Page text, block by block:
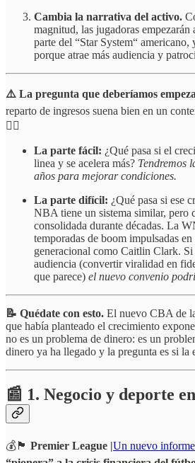
Cambia la narrativa del activo.
magnitud, las jugadoras empezarán
parte del “Star System“ americano,
porque atrae más audiencia y
⚠️ La pregunta que deberíamos
reparto de ingresos suena bien en un
👇🏻
La parte fácil: ¿Qué pasa si el
linea y se acelera más? Tendremos
años para mejorar condiciones.
La parte difícil: ¿Qué pasa si ese
NBA tiene un sistema similar, pero
consolidada durante décadas. La
temporadas de boom impulsadas
generacional como Caitlin Clark.
audiencia (convertir viralidad en
que parece) el nuevo convenio
📝 Quédate con esto. El nuevo CBA de
que había planteado el crecimiento
no es un problema de dinero: es un
dinero ya ha llegado y la pregunta es si la
📰 1. Negocio y deporte
💰🏴󠁧󠁢󠁥󠁮󠁧󠁿 Premier League |Un nuevo informe